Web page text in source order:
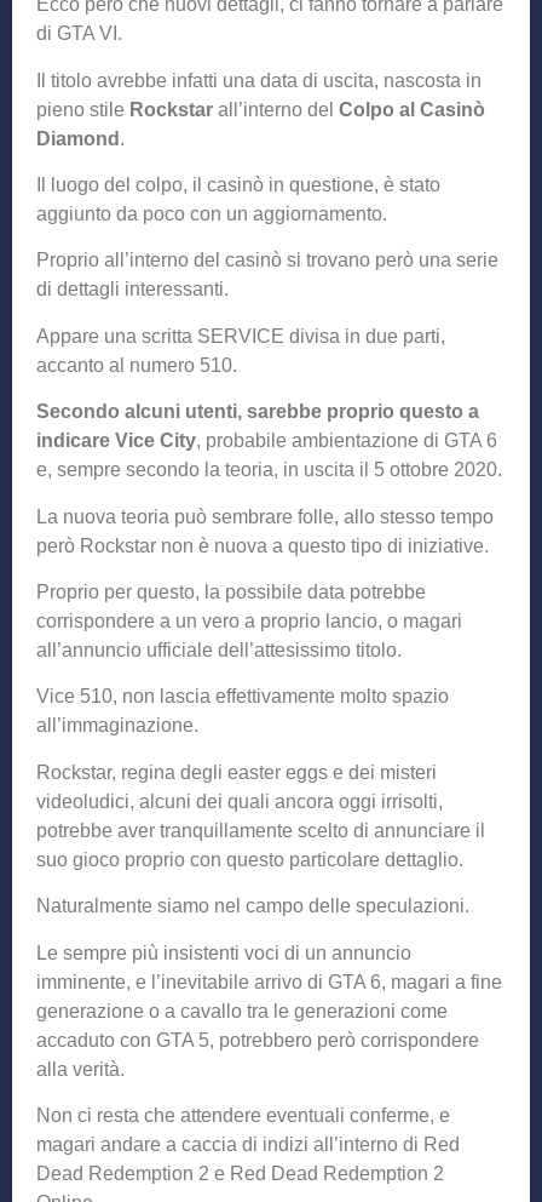
Ecco però che nuovi dettagli, ci fanno tornare a parlare
di GTA VI.
Il titolo avrebbe infatti una data di uscita, nascosta in
pieno stile Rockstar all’interno del Colpo al Casinò
Diamond .
Il luogo del colpo, il casinò in questione, è stato
aggiunto da poco con un aggiornamento.
Proprio all’interno del casinò si trovano però una serie
di dettagli interessanti.
Appare una scritta SERVICE divisa in due parti,
accanto al numero 510.
Secondo alcuni utenti, sarebbe proprio questo a
indicare Vice City, probabile ambientazione di GTA 6
e, sempre secondo la teoria, in uscita il 5 ottobre 2020.
La nuova teoria può sembrare folle, allo stesso tempo
però Rockstar non è nuova a questo tipo di iniziative.
Proprio per questo, la possibile data potrebbe
corrispondere a un vero a proprio lancio, o magari
all’annuncio ufficiale dell’attesissimo titolo.
Vice 510, non lascia effettivamente molto spazio
all’immaginazione.
Rockstar, regina degli easter eggs e dei misteri
videoludici, alcuni dei quali ancora oggi irrisolti,
potrebbe aver tranquillamente scelto di annunciare il
suo gioco proprio con questo particolare dettaglio.
Naturalmente siamo nel campo delle speculazioni.
Le sempre più insistenti voci di un annuncio
imminente, e l’inevitabile arrivo di GTA 6, magari a fine
generazione o a cavallo tra le generazioni come
accaduto con GTA 5, potrebbero però corrispondere
alla verità.
Non ci resta che attendere eventuali conferme, e
magari andare a caccia di indizi all’interno di Red
Dead Redemption 2 e Red Dead Redemption 2